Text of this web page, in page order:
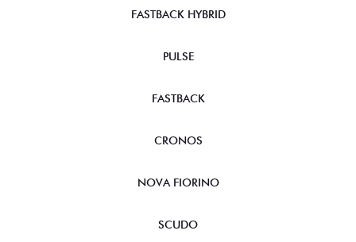
FASTBACK HYBRID
PULSE
FASTBACK
CRONOS
NOVA FIORINO
SCUDO